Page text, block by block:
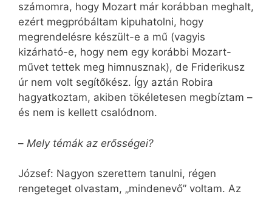
számomra, hogy Mozart már korábban meghalt,
ezért megpróbáltam kipuhatolni, hogy
megrendelésre készült-e a mű (vagyis
kizárható-e, hogy nem egy korábbi Mozart-
művet tettek meg himnusznak), de Friderikusz
úr nem volt segítőkész. Így aztán Robira
hagyatkoztam, akiben tökéletesen megbíztam –
és nem is kellett csalódnom.
– Mely témák az erősségei?
József: Nagyon szerettem tanulni, régen
rengeteget olvastam, „mindenevő” voltam. Az